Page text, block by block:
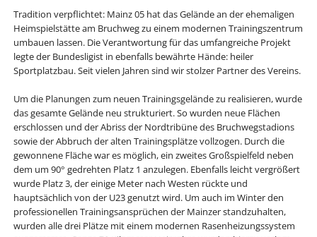
Tradition verpflichtet: Mainz 05 hat das Gelände an der ehemaligen
Heimspielstätte am Bruchweg zu einem modernen Trainingszentrum
umbauen lassen. Die Verantwortung für das umfangreiche Projekt
legte der Bundesligist in ebenfalls bewährte Hände: heiler
Sportplatzbau. Seit vielen Jahren sind wir stolzer Partner des Vereins.
Um die Planungen zum neuen Trainingsgelände zu realisieren, wurde
das gesamte Gelände neu strukturiert. So wurden neue Flächen
erschlossen und der Abriss der Nordtribüne des Bruchwegstadions
sowie der Abbruch der alten Trainingsplätze vollzogen. Durch die
gewonnene Fläche war es möglich, ein zweites Großspielfeld neben
dem um 90° gedrehten Platz 1 anzulegen. Ebenfalls leicht vergrößert
wurde Platz 3, der einige Meter nach Westen rückte und
hauptsächlich von der U23 genutzt wird. Um auch im Winter den
professionellen Trainingsansprüchen der Mainzer standzuhalten,
wurden alle drei Plätze mit einem modernen Rasenheizungssystem